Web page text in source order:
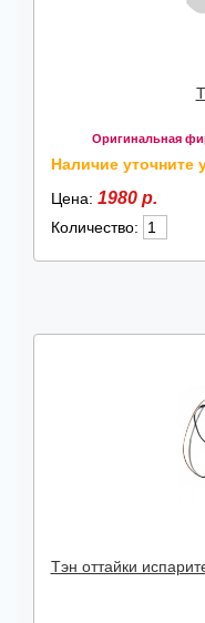
Оригинальная
Наличие уточните
Цена: 1980 р.
Количество:
Тэн оттайки